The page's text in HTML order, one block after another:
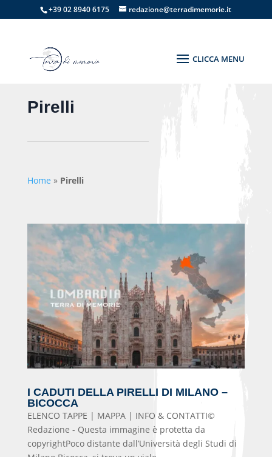
+39 02 8940 6175 redazione@terradimemorie.it
Pirelli
Home » Pirelli
I CADUTI DELLA PIRELLI DI MILANO –
BICOCCA
ELENCO TAPPE | MAPPA | INFO & CONTATTI©
Redazione - Questa immagine è protetta da
copyrightPoco distante dall’Università degli Studi di